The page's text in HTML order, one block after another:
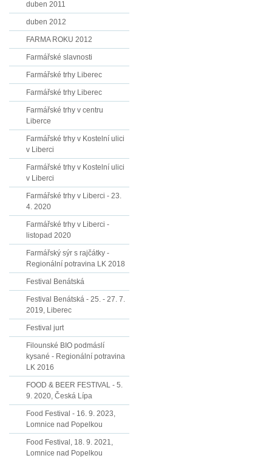
duben 2011
duben 2012
FARMA ROKU 2012
Farmářské slavnosti
Farmářské trhy Liberec
Farmářské trhy Liberec
Farmářské trhy v centru
Liberce
Farmářské trhy v Kostelní ulici
v Liberci
Farmářské trhy v Kostelní ulici
v Liberci
Farmářské trhy v Liberci - 23.
4. 2020
Farmářské trhy v Liberci -
listopad 2020
Farmářský sýr s rajčátky -
Regionální potravina LK 2018
Festival Benátská
Festival Benátská - 25. - 27. 7.
2019, Liberec
Festival jurt
Filounské BIO podmáslí
kysané - Regionální potravina
LK 2016
FOOD & BEER FESTIVAL - 5.
9. 2020, Česká Lípa
Food Festival - 16. 9. 2023,
Lomnice nad Popelkou
Food Festival, 18. 9. 2021,
Lomnice nad Popelkou